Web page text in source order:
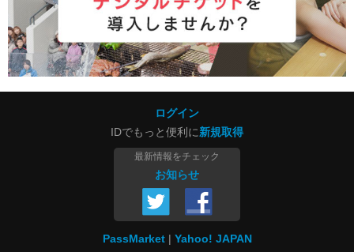
ログイン
IDでもっと便利に新規取得
最新情報をチェック
お知らせ
PassMarket Yahoo! JAPAN